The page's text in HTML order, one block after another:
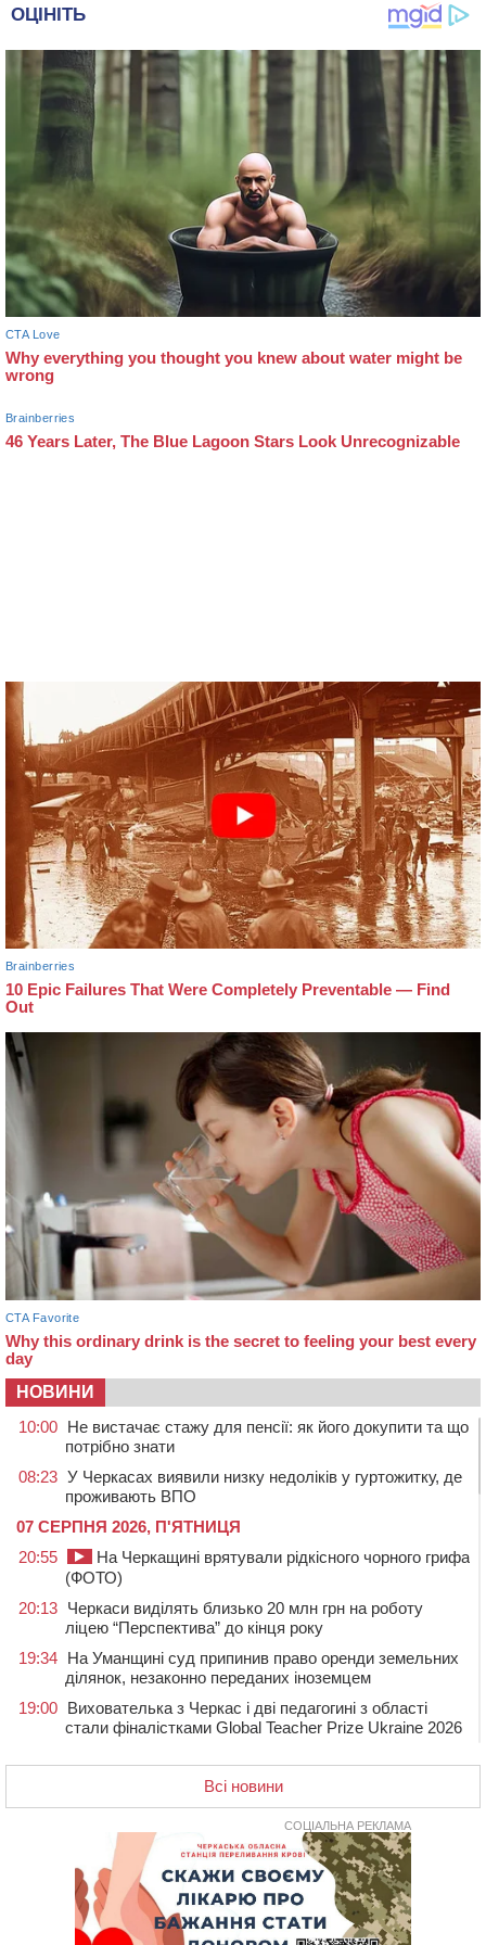
НОВИНИ
10:00 Не вистачає стажу для пенсії: як його докупити та що
потрібно знати
08:23 У Черкасах виявили низку недоліків у гуртожитку, де
проживають ВПО
07 СЕРПНЯ 2026, П'ЯТНИЦЯ
20:55
На Черкащині врятували рідкісного чорного грифа
(ФОТО)
20:13 Черкаси виділять близько 20 млн грн на роботу
ліцею “Перспектива” до кінця року
19:34 На Уманщині суд припинив право оренди земельних
ділянок, незаконно переданих іноземцем
19:00 Вихователька з Черкас і дві педагогині з області
стали фіналістками Global Teacher Prize Ukraine 2026
закрили сезон літнього табору для людей поважного
“Це страшна несправедливість”: мати хворого на
СМА 13-річного хлопця із Драбівщини просить
ОВА виділити кошти на дороговартісні ліки
На Уманщині судитимуть колишню очільницю відділу
освіти через закупівлю електрики за завищеною
Всі новини
СОЦІАЛЬНА РЕКЛАМА